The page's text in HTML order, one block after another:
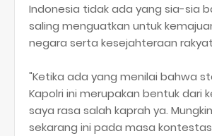
Indonesia tidak ada yang sia-sia
saling menguatkan untuk
negara serta kesejahteraan
"Ketika ada yang menilai bahwa
Kapolri ini merupakan bentuk dari
saya rasa salah kaprah ya.
sekarang ini pada masa